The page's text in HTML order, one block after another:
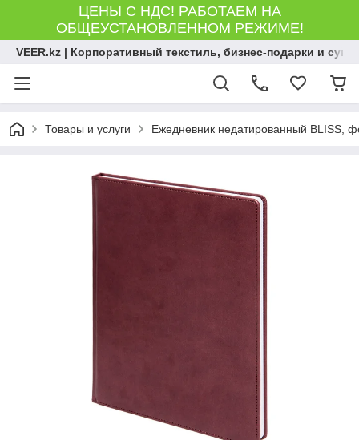
ЦЕНЫ С НДС! РАБОТАЕМ НА
ОБЩЕУСТАНОВЛЕННОМ РЕЖИМЕ!
VEER.kz | Корпоративный текстиль, бизнес-подарки и
Товары и услуги Ежедневник недатированный BLISS,